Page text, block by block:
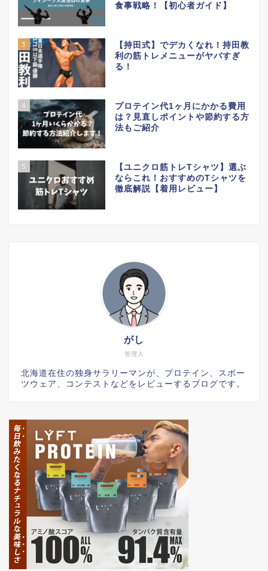
食事戦略！【初心者ガイド】
3
【持田式】でデカくなれ！持田教
利の筋トレメニューがヤバすぎ
る！
4
プロテイン代1ヶ月にかかる費用
は？見直しポイントや節約する方
法もご紹介
5
【ユニクロ筋トレTシャツ】選ぶ
ならこれ！おすすめのTシャツを
徹底解説【着用レビュー】
管理人
がし
北海道在住の独身サラリーマンが、プロテイン、スポー
ツウェア、コンテストなどをレビューするブログです。